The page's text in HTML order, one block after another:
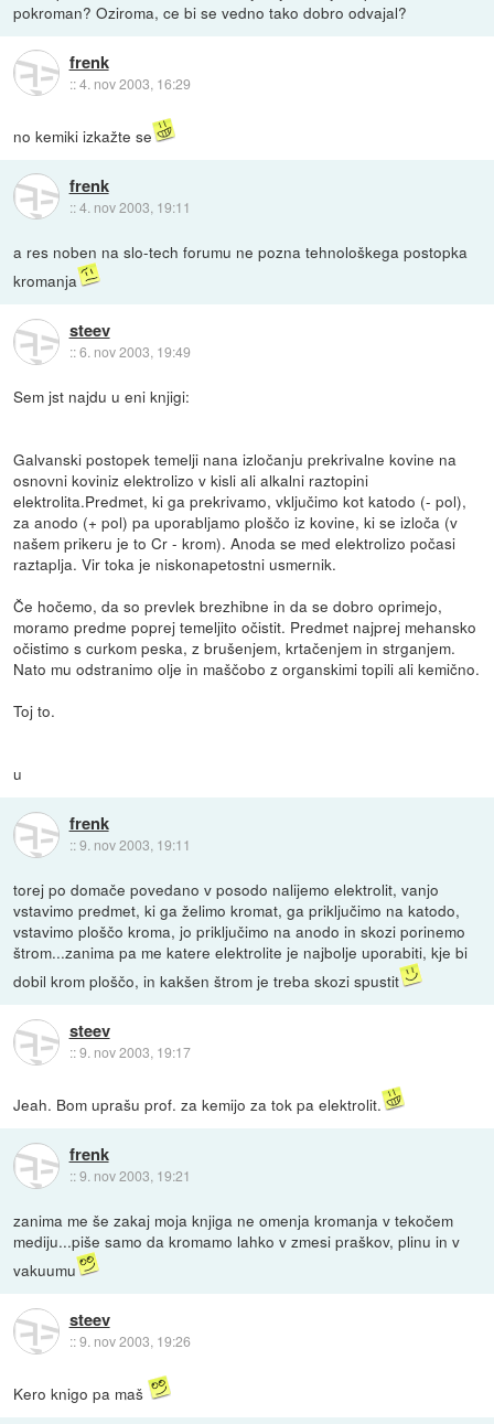
pokroman? Oziroma, ce bi se vedno tako dobro odvajal?
frenk
::4. nov 2003, 16:29
no kemiki izkažte se
frenk
::4. nov 2003, 19:11
a res noben na slo-tech forumu ne pozna tehnološkega postopka
kromanja
steev
::6. nov 2003, 19:49
Sem jst najdu u eni knjigi:
Galvanski postopek temelji nana izločanju prekrivalne kovine na
osnovni koviniz elektrolizo v kisli ali alkalni raztopini
elektrolita.Predmet, ki ga prekrivamo, vključimo kot katodo (- pol),
za anodo (+ pol) pa uporabljamo ploščo iz kovine, ki se izloča (v
našem prikeru je to Cr - krom). Anoda se med elektrolizo počasi
raztaplja. Vir toka je niskonapetostni usmernik.
Če hočemo, da so prevlek brezhibne in da se dobro oprimejo,
moramo predme poprej temeljito očistit. Predmet najprej mehansko
očistimo s curkom peska, z brušenjem, krtačenjem in strganjem.
Nato mu odstranimo olje in maščobo z organskimi topili ali kemično.
Toj to.
u
frenk
::9. nov 2003, 19:11
torej po domače povedano v posodo nalijemo elektrolit, vanjo
vstavimo predmet, ki ga želimo kromat, ga priključimo na katodo,
vstavimo ploščo kroma, jo priključimo na anodo in skozi porinemo
štrom...zanima pa me katere elektrolite je najbolje uporabiti, kje bi
dobil krom ploščo, in kakšen štrom je treba skozi spustit
steev
::9. nov 2003, 19:17
Jeah. Bom uprašu prof. za kemijo za tok pa elektrolit.
frenk
::9. nov 2003, 19:21
zanima me še zakaj moja knjiga ne omenja kromanja v tekočem
mediju...piše samo da kromamo lahko v zmesi praškov, plinu in v
vakuumu
steev
::9. nov 2003, 19:26
Kero knigo pa maš